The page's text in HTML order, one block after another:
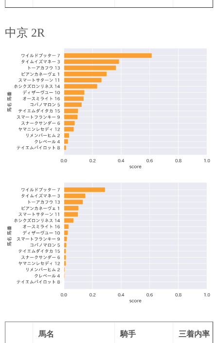
中京 2R
馬名 騎手 三着内率